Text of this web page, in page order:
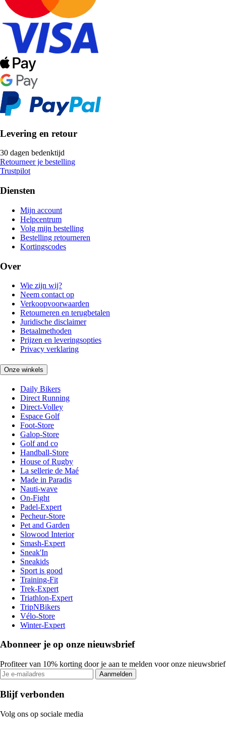
Levering en retour
30 dagen bedenktijd
Retourneer je bestelling
Trustpilot
Diensten
Mijn account
Helpcentrum
Volg mijn bestelling
Bestelling retourneren
Kortingscodes
Over
Wie zijn wij?
Neem contact op
Verkoopvoorwaarden
Retourneren en terugbetalen
Juridische disclaimer
Betaalmethoden
Prijzen en leveringsopties
Privacy verklaring
Onze winkels
Daily Bikers
Direct Running
Direct-Volley
Espace Golf
Foot-Store
Galop-Store
Golf and co
Handball-Store
House of Rugby
La sellerie de Maé
Made in Paradis
Nauti-wave
On-Fight
Padel-Expert
Pecheur-Store
Pet and Garden
Slowood Interior
Smash-Expert
Sneak'In
Sneakids
Sport is good
Training-Fit
Trek-Expert
Triathlon-Expert
TripNBikers
Vélo-Store
Winter-Expert
Abonneer je op onze nieuwsbrief
Profiteer van 10% korting door je aan te melden voor onze nieuwsbrief
Aanmelden
Blijf verbonden
Volg ons op sociale media